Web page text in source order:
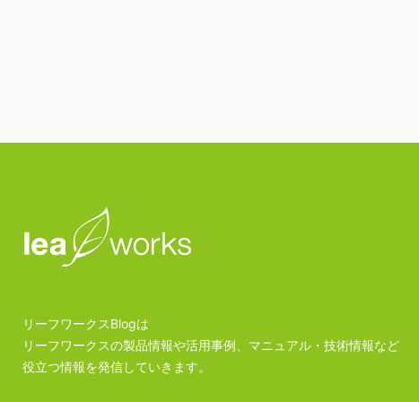
リーフワークスBlogは
リーフワークスの製品情報や活用事例、マニュアル・技術情報など
役立つ情報を発信していきます。